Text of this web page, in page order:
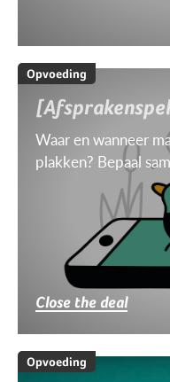
Opvoeding
Waar en wanneer
plakken? Bepaal
Close the deal
Opvoeding